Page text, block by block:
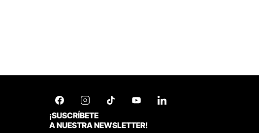
¡SUSCRÍBETE
A NUESTRA NEWSLETTER!